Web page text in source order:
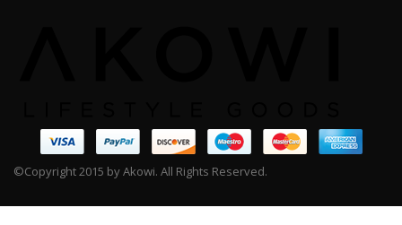
©Copyright 2015 by Akowi. All Rights Reserved.